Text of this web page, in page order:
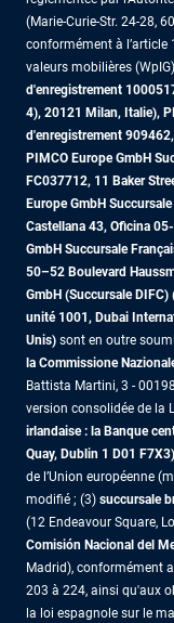
(Marie-Curie-Str. 24-28,
conformément à
valeurs mobilières
d'enregistrement
4), 20121 Milan, Italie),
d'enregistrement
PIMCO Europe GmbH
FC037712, 11 Baker
Europe GmbH
Castellana 43, Oficina
GmbH Succursale
50–52 Boulevard
GmbH (Succursale
unité 1001, Dubai
Unis) sont en outre
la Commissione
Battista Martini, 3 -
version consolidée de la
irlandaise : la Banque
Quay, Dublin 1 D01 F7X3)
de l’Union européenne
modifié ; (3) succursale
(12 Endeavour Square,
Comisión Nacional del
Madrid), conformément
203 à 224, ainsi qu'aux
la loi espagnole sur le